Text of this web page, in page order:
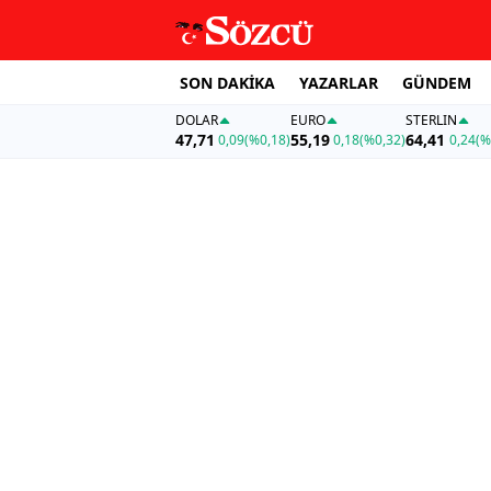
SON DAKİKA YAZARLAR GÜNDEM
DOLAR
47,71 0,09(%0,18)
EURO
55,19 0,18(%0,32)
STERLIN
64,41 0,24